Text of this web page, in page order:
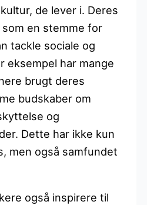
de lever i. Deres
en stemme for
tackle sociale og
eksempel har mange
brugt deres
budskaber om
og
Dette har ikke kun
men også samfundet
også inspirere til